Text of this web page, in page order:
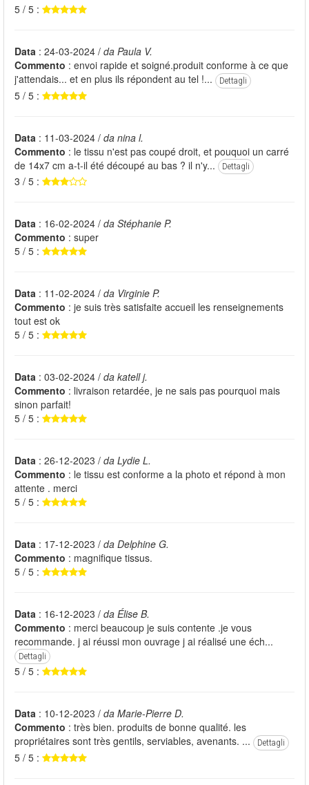
5 / 5 :
Data : 24-03-2024 / da Paula V.
Commento : envoi rapide et soigné.produit conforme à ce que
j'attendais... et en plus ils répondent au tel !...
Dettagli
5 / 5 :
Data : 11-03-2024 / da nina l.
Commento : le tissu n'est pas coupé droit, et pouquoi un carré
de 14x7 cm a-t-il été découpé au bas ? il n'y...
Dettagli
3 / 5 :
Data : 16-02-2024 / da Stéphanie P.
Commento : super
5 / 5 :
Data : 11-02-2024 / da Virginie P.
Commento : je suis très satisfaite accueil les renseignements
tout est ok
5 / 5 :
Data : 03-02-2024 / da katell j.
Commento : livraison retardée, je ne sais pas pourquoi mais
sinon parfait!
5 / 5 :
Data : 26-12-2023 / da Lydie L.
Commento : le tissu est conforme a la photo et répond à mon
attente . merci
5 / 5 :
Data : 17-12-2023 / da Delphine G.
Commento : magnifique tissus.
5 / 5 :
Data : 16-12-2023 / da Élise B.
Commento : merci beaucoup je suis contente .je vous
recommande. j ai réussi mon ouvrage j ai réalisé une éch...
Dettagli
5 / 5 :
Data : 10-12-2023 / da Marie-Pierre D.
Commento : très bien. produits de bonne qualité. les
propriétaires sont très gentils, serviables, avenants. ...
Dettagli
5 / 5 :